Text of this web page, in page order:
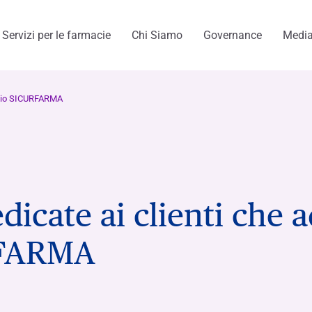
Servizi per le farmacie Chi Siamo Governance Media
SICURFARMA
ai clienti che